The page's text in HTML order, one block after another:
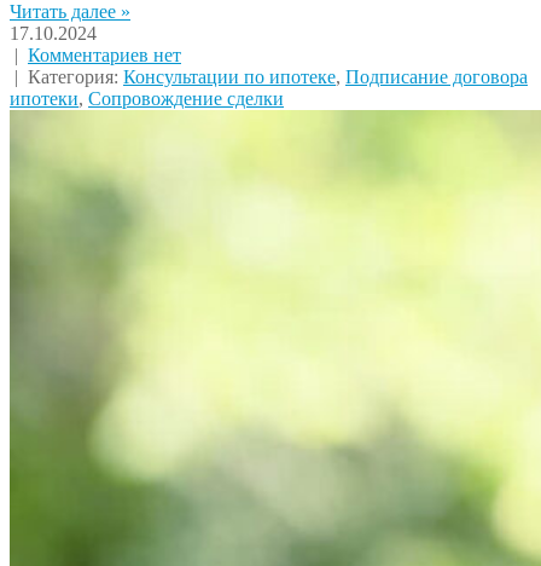
Читать далее »
17.10.2024
| Комментариев нет
| Категория: Консультации по ипотеке, Подписание договора
ипотеки, Сопровождение сделки